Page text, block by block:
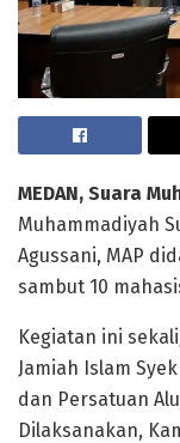
MEDAN, Suara
Muhammadiyah
Agussani, MAP
sambut 10
Kegiatan ini
Jamiah Islam
dan Persatuan
Dilaksanakan,